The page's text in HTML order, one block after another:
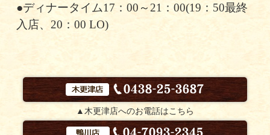
●ディナータイム17：00～21：00(19：50最終
入店、20：00 LO)
▲木更津店へのお電話はこちら